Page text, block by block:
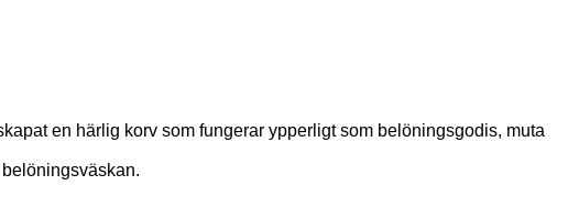
en härlig korv som fungerar ypperligt som belöningsgodis, muta